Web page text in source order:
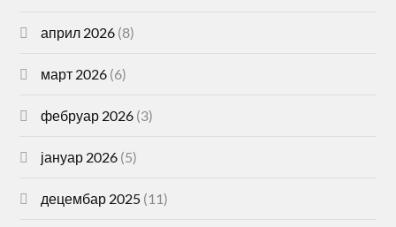
април 2026 (8)
март 2026 (6)
фебруар 2026 (3)
јануар 2026 (5)
децембар 2025 (11)